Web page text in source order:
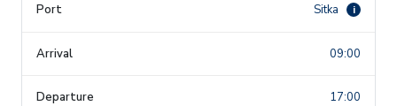
Sitka i
09:00
17:00